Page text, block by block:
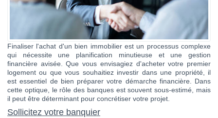
Finaliser l'achat d'un bien immobilier est un processus complexe
qui nécessite une planification minutieuse et une gestion
financière avisée. Que vous envisagiez d'acheter votre premier
logement ou que vous souhaitiez investir dans une propriété, il
est essentiel de bien préparer votre démarche financière. Dans
cette optique, le rôle des banques est souvent sous-estimé, mais
il peut être déterminant pour concrétiser votre projet.
Sollicitez votre banquier